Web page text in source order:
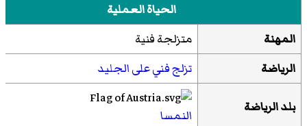
الحياة العملية
المهنة
متزلجة فنية
الرياضة
تزلج فني على الجليد
بلد الرياضة النمسا